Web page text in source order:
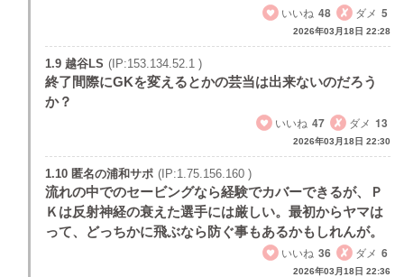
いいね 48 ダメ 5
2026年03月18日 22:28
1.9 越谷LS (IP:153.134.52.1 )
終了間際にGKを変えるとかの芸当は出来ないのだろう
か？
いいね 47 ダメ 13
2026年03月18日 22:30
1.10 匿名の浦和サポ (IP:1.75.156.160 )
流れの中でのセービングなら経験でカバーできるが、Ｐ
Ｋは反射神経の衰えた選手には厳しい。最初からヤマは
って、どっちかに飛ぶなら防ぐ事もあるかもしれんが。
いいね 36 ダメ 6
2026年03月18日 22:36